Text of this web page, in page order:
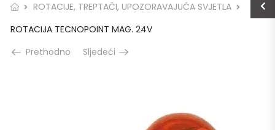
ROTACIJE, TREPTAČI, UPOZORAVAJUĆA SVJETLA
ROTACIJA TECNOPOINT MAG. 24V
Prethodno
Sljedeći